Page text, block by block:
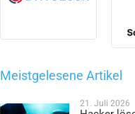
Meistgelesene Artikel
21. Juli 2026